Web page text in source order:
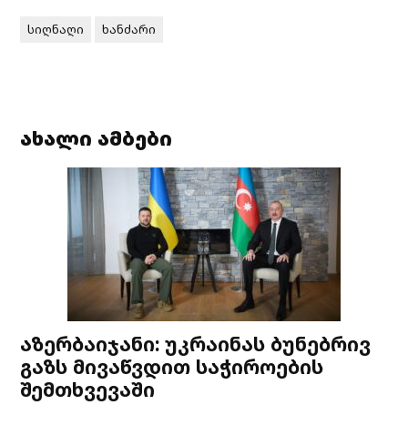
სიღნაღი ხანძარი
ახალი ამბები
აზერბაიჯანი: უკრაინას ბუნებრივ
გაზს მივაწვდით საჭიროების
შემთხვევაში